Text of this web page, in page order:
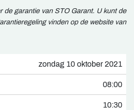
de garantie van STO Garant. U kunt de
vinden op de website van
zondag 10 oktober 2021
08:00
10:30